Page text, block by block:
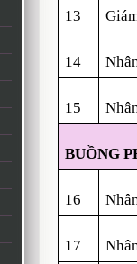
13
14
15
BUỒNG
16
17